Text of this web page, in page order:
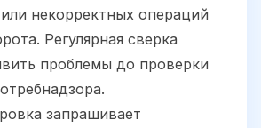
некорректных операций
Регулярная сверка
проблемы до проверки
запрашивает